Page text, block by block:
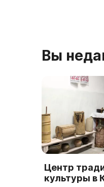
Вы
Центр
культуры в